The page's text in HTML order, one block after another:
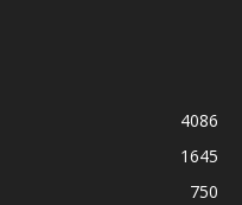
4086
1645
750